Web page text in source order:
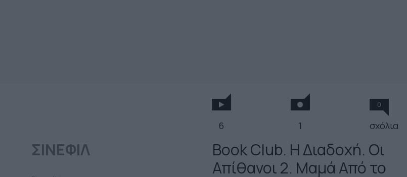
6 1
0
σχόλια
ΣΙΝΕΦΙΛ
Book Club. Η Διαδοχή. Οι
Απίθανοι 2. Μαμά Από το